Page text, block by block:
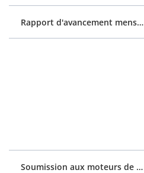
Rapport d'avancement mensuel
Soumission aux moteurs de recherche